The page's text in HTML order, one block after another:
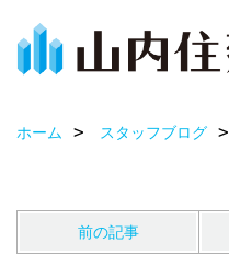
ホーム スタッフブログ
前の記事